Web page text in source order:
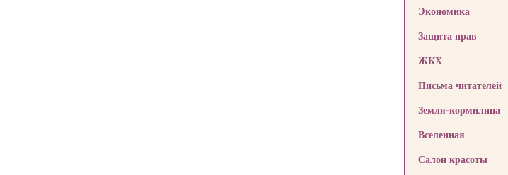
Экономика
Защита прав
ЖКХ
Письма читателей
Земля-кормилица
Вселенная
Салон красоты